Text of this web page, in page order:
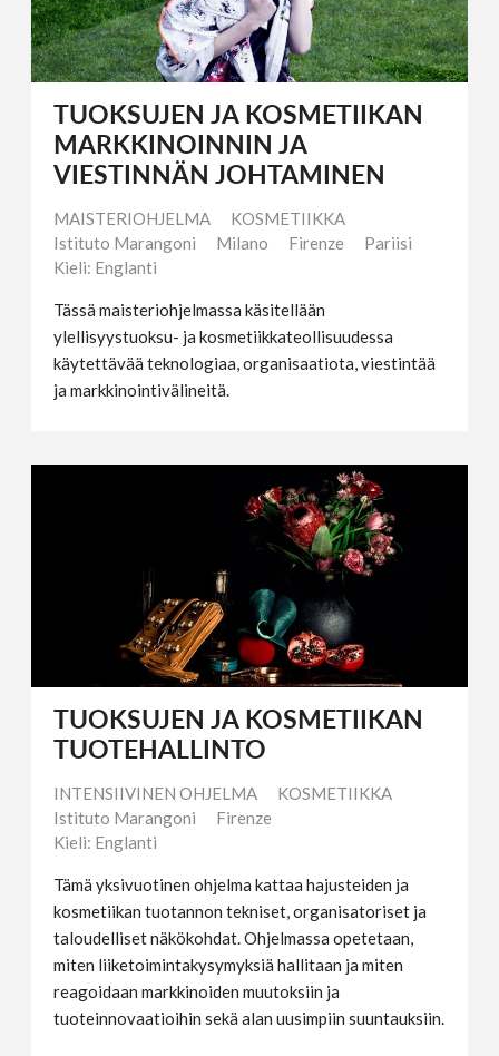
TUOKSUJEN JA KOSMETIIKAN
MARKKINOINNIN JA
VIESTINNÄN JOHTAMINEN
MAISTERIOHJELMA
KOSMETIIKKA
Istituto Marangoni
Milano Firenze
Pariisi
Kieli: Englanti
Tässä maisteriohjelmassa käsitellään
ylellisyystuoksu- ja kosmetiikkateollisuudessa
käytettävää teknologiaa, organisaatiota, viestintää
ja markkinointivälineitä.
TUOKSUJEN JA KOSMETIIKAN
TUOTEHALLINTO
INTENSIIVINEN OHJELMA
KOSMETIIKKA
Istituto Marangoni
Firenze
Kieli: Englanti
Tämä yksivuotinen ohjelma kattaa hajusteiden ja
kosmetiikan tuotannon tekniset, organisatoriset ja
taloudelliset näkökohdat. Ohjelmassa opetetaan,
miten liiketoimintakysymyksiä hallitaan ja miten
reagoidaan markkinoiden muutoksiin ja
tuoteinnovaatioihin sekä alan uusimpiin suuntauksiin.